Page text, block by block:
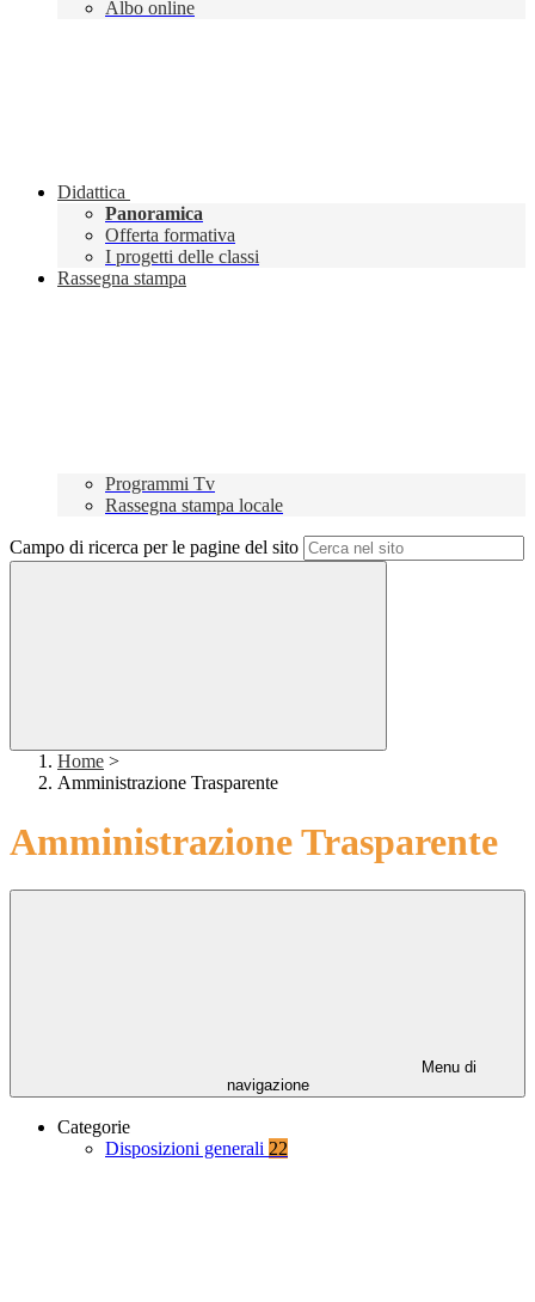
Albo online
Didattica
Panoramica
Offerta formativa
I progetti delle classi
Rassegna stampa
Programmi Tv
Rassegna stampa locale
Campo di ricerca per le pagine del sito
Home >
Amministrazione Trasparente
Amministrazione Trasparente
Menu di
navigazione
Categorie
Disposizioni generali 22